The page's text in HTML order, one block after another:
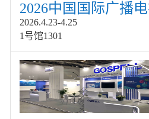
2026.4.23-4.25
1号馆1301